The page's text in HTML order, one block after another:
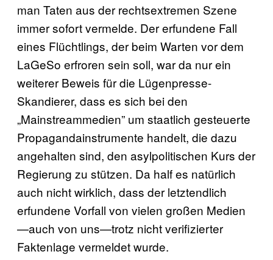
man Taten aus der rechtsextremen Szene
immer sofort vermelde. Der erfundene Fall
eines Flüchtlings, der beim Warten vor dem
LaGeSo erfroren sein soll, war da nur ein
weiterer Beweis für die Lügenpresse-
Skandierer, dass es sich bei den
„Mainstreammedien” um staatlich gesteuerte
Propagandainstrumente handelt, die dazu
angehalten sind, den asylpolitischen Kurs der
Regierung zu stützen. Da half es natürlich
auch nicht wirklich, dass der letztendlich
erfundene Vorfall von vielen großen Medien
—auch von uns—trotz nicht verifizierter
Faktenlage vermeldet wurde.